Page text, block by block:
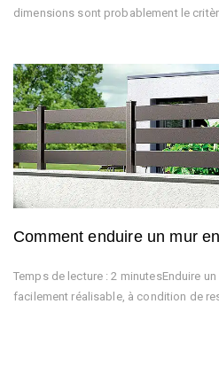
dimensions sont probablement le
Comment enduire un mur
Temps de lecture : 2 minutesEnduire
facilement réalisable, à condition de